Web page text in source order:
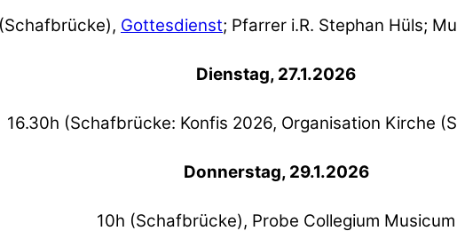
Gottesdienst; Pfarrer i.R. Stephan Hüls;
Dienstag, 27.1.2026
16.30h (Schafbrücke: Konfis 2026, Organisation Kirche
Donnerstag, 29.1.2026
10h (Schafbrücke), Probe Collegium Musicum